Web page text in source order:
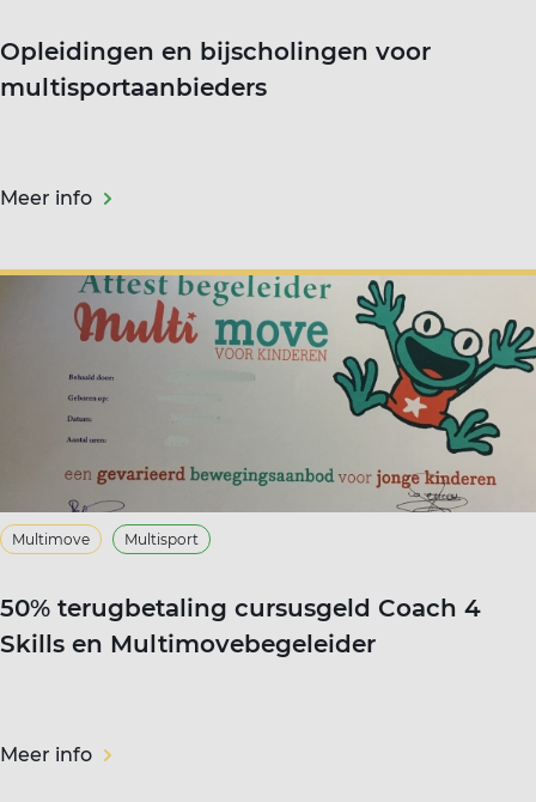
Opleidingen en bijscholingen voor
multisportaanbieders
Meer info
Multimove Multisport
50% terugbetaling cursusgeld Coach 4
Skills en Multimovebegeleider
Meer info